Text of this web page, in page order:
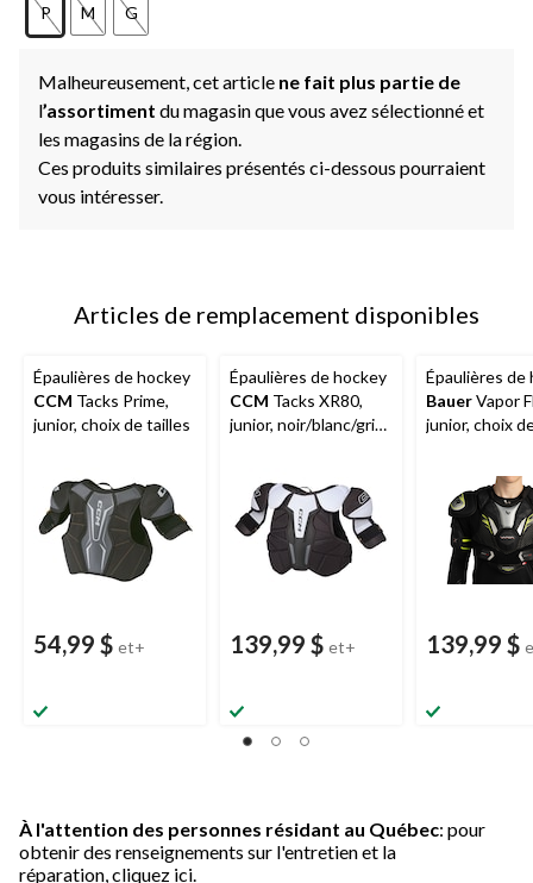
P M G
Malheureusement, cet article ne fait plus partie de
l’assortiment du magasin que vous avez sélectionné et
les magasins de la région.
Ces produits similaires présentés ci-dessous pourraient
vous intéresser.
Articles de remplacement disponibles
Épaulières de hockey
CCM Tacks Prime,
junior, choix de tailles
54,99 $ et+
Épaulières de hockey
CCM Tacks XR80,
junior, noir/blanc/gris,
139,99 $ et+
Épaulières de
BauerVapor
junior, choix
139,99 $
À l'attention des personnes résidant au Québec: pour
obtenir des renseignements sur l'entretien et la
réparation, cliquez ici.